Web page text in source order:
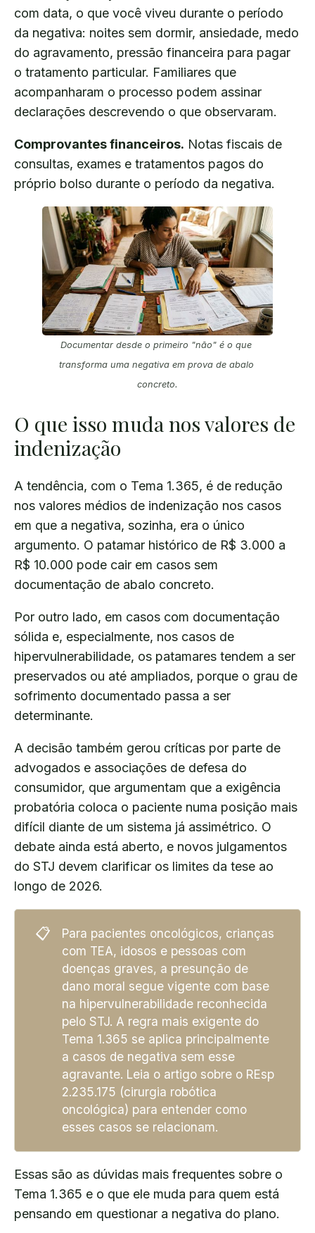
com data, o que você viveu durante o período
da negativa: noites sem dormir, ansiedade, medo
do agravamento, pressão financeira para pagar
o tratamento particular. Familiares que
acompanharam o processo podem assinar
declarações descrevendo o que observaram.
Comprovantes financeiros. Notas fiscais de
consultas, exames e tratamentos pagos do
próprio bolso durante o período da negativa.
Documentar desde o primeiro "não" é o que
transforma uma negativa em prova de abalo
concreto.
O que isso muda nos valores de
indenização
A tendência, com o Tema 1.365, é de redução
nos valores médios de indenização nos casos
em que a negativa, sozinha, era o único
argumento. O patamar histórico de R$ 3.000 a
R$ 10.000 pode cair em casos sem
documentação de abalo concreto.
Por outro lado, em casos com documentação
sólida e, especialmente, nos casos de
hipervulnerabilidade, os patamares tendem a ser
preservados ou até ampliados, porque o grau de
sofrimento documentado passa a ser
determinante.
A decisão também gerou críticas por parte de
advogados e associações de defesa do
consumidor, que argumentam que a exigência
probatória coloca o paciente numa posição mais
difícil diante de um sistema já assimétrico. O
debate ainda está aberto, e novos julgamentos
do STJ devem clarificar os limites da tese ao
longo de 2026.
📋
Para pacientes oncológicos, crianças
com TEA, idosos e pessoas com
doenças graves, a presunção de
dano moral segue vigente com base
na hipervulnerabilidade reconhecida
pelo STJ. A regra mais exigente do
Tema 1.365 se aplica principalmente
a casos de negativa sem esse
agravante. Leia o artigo sobre o REsp
2.235.175 (cirurgia robótica
oncológica) para entender como
esses casos se relacionam.
Essas são as dúvidas mais frequentes sobre o
Tema 1.365 e o que ele muda para quem está
pensando em questionar a negativa do plano.